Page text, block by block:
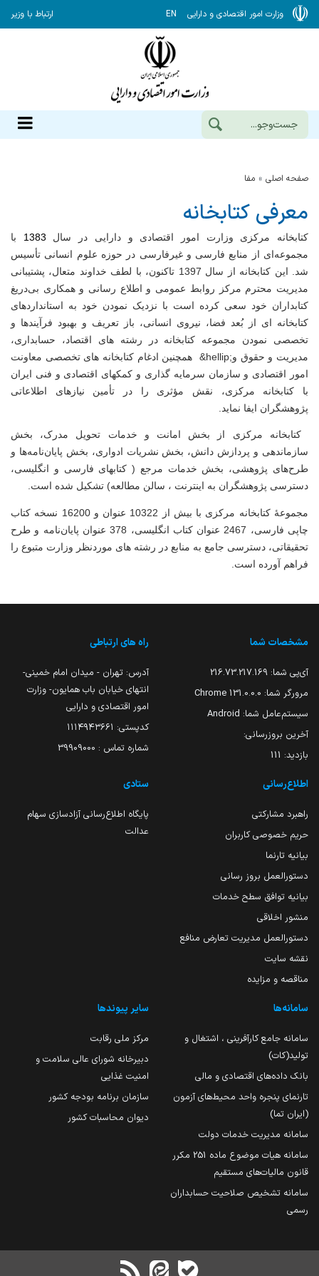
وزارت امور اقتصادی و دارایی EN ارتباط با وزیر
صفحه اصلی مفا
معرفی کتابخانه
کتابخانه مرکزی وزارت امور اقتصادی و دارایی در سال 1383
با
مجموعه‌ای از منابع فارسی و غیرفارسی در حوزه‌ علوم انسانی تأسیس
شد
این کتابخانه از سال 1397 تاکنون، با لطف خداوند متعال، پشتیبانی
مدیریت محترم مرکز روابط عمومی و اطلاع رسانی و همکاری بی‌دریغ
کتابداران خود سعی کرده است با نزدیک نمودن خود به استانداردهای
کتابخانه ای از بُعد فضا، نیروی انسانی، باز
تعریف و بهبود فرآیندها و
تخصصی نمودن مجموعه کتابخانه در رشته های اقتصاد، حسابداری،
مدیریت و حقوق و&hellip;
همچنین ادغام کتابخانه های تخصصی معاونت
امور اقتصادی و سازمان سرمایه گذاری و کمکهای اقتصادی و فنی ایران
با کتابخانه مرکزی، نقش مؤثری را در تأمین نیازهای اطلاعاتی
پژوهشگران ایفا نماید.
کتابخانه مرکزی از بخش امانت و خدمات تحویل مدرک، بخش
سازماندهی و پردازش دانش، بخش نشریات ادواری، بخش پایان‌نامه‌ها و
طرح‌های پژوهشی، بخش خدمات مرجع ( کتابهای فارسی و انگلیسی،
دسترسی پژوهشگران به اینترنت ، سالن مطالعه) تشکیل شده است.
مجموعۀ کتابخانه مرکزی با بیش از 10322
عنوان و 16200 نسخه کتاب
چاپی فارسی، 2467 عنوان کتاب انگلیسی، 378 عنوان پایان‌نامه و طرح
تحقیقاتی، دسترسی جامع به منابع در رشته های موردنظر وزارت متبوع را
فراهم آورده است.
مشخصات شما
آی‌پی شما: 216.73.217.169
مرورگر شما: 131.0.0.0 Chrome
سیستم‌عامل شما: Android
آخرین بروزرسانی:
بازدید: 111
راه های ارتباطی
آدرس: تهران - میدان امام خمینی-
انتهای خیابان باب همایون- وزارت
امور اقتصادی و دارایی
کدپستی: ۱۱۱۴۹۴۳۶۶۱
شماره تماس : 39909000
اطلاع‌رسانی
راهبرد مشارکتی
حریم خصوصی کاربران
بیانیه تارنما
دستورالعمل بروز رسانی
بیانیه توافق سطح خدمات
منشور اخلاقی
دستورالعمل مدیریت تعارض منافع
نقشه سایت
مناقصه و مزایده
ستادی
پایگاه اطلاع‌رسانی آزادسازی سهام
عدالت
سامانه‌ها
سامانه جامع کارآفرینی ، اشتغال و
تولید(کات)
بانک داده‌های اقتصادی و مالی
تارنمای پنجره واحد محیط‌های آزمون
(ایران تما)
سامانه مدیریت خدمات دولت
سامانه هیات موضوع ماده 251 مکرر
قانون مالیات‌های مستقیم
سامانه تشخیص صلاحیت حسابداران
رسمی
سایر پیوندها
مرکز ملی رقابت
دبیرخانه شورای عالی سلامت و
امنیت غذایی
سازمان برنامه بودجه کشور
دیوان محاسبات کشور